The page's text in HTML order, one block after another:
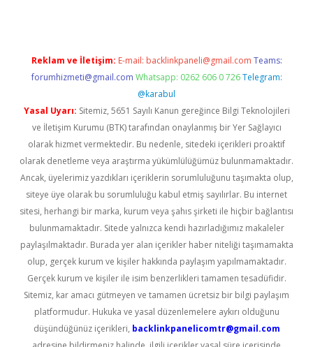
Reklam ve İletişim: E-mail: backlinkpaneli@gmail.com Teams:
forumhizmeti@gmail.com Whatsapp: 0262 606 0 726 Telegram:
@karabul
Yasal Uyarı: Sitemiz, 5651 Sayılı Kanun gereğince Bilgi Teknolojileri
ve İletişim Kurumu (BTK) tarafından onaylanmış bir Yer Sağlayıcı
olarak hizmet vermektedir. Bu nedenle, sitedeki içerikleri proaktif
olarak denetleme veya araştırma yükümlülüğümüz bulunmamaktadır.
Ancak, üyelerimiz yazdıkları içeriklerin sorumluluğunu taşımakta olup,
siteye üye olarak bu sorumluluğu kabul etmiş sayılırlar. Bu internet
sitesi, herhangi bir marka, kurum veya şahıs şirketi ile hiçbir bağlantısı
bulunmamaktadır. Sitede yalnızca kendi hazırladığımız makaleler
paylaşılmaktadır. Burada yer alan içerikler haber niteliği taşımamakta
olup, gerçek kurum ve kişiler hakkında paylaşım yapılmamaktadır.
Gerçek kurum ve kişiler ile isim benzerlikleri tamamen tesadüfidir.
Sitemiz, kar amacı gütmeyen ve tamamen ücretsiz bir bilgi paylaşım
platformudur. Hukuka ve yasal düzenlemelere aykırı olduğunu
düşündüğünüz içerikleri, backlinkpanelicomtr@gmail.com